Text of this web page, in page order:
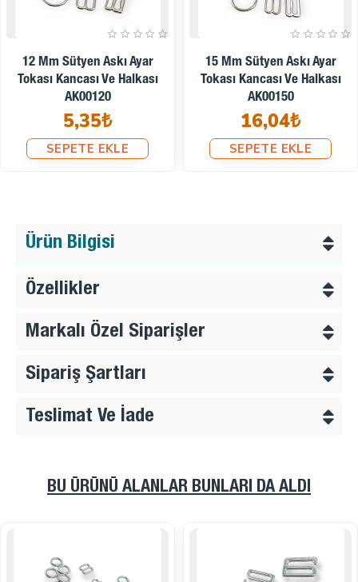
12 Mm Sütyen Askı Ayar
Tokası Kancası Ve Halkası
AK00120
5,35₺
SEPETE EKLE
15 Mm Sütyen Askı Ayar
Tokası Kancası Ve Halkası
AK00150
16,04₺
SEPETE EKLE
Ürün Bilgisi
Özellikler
Markalı Özel Siparişler
Sipariş Şartları
Teslimat Ve İade
BU ÜRÜNÜ ALANLAR BUNLARI DA ALDI